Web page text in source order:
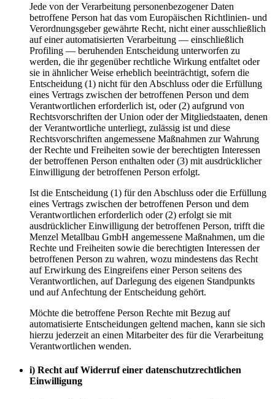
Jede von der Verarbeitung personenbezogener Daten
betroffene Person hat das vom Europäischen Richtlinien- und
Verordnungsgeber gewährte Recht, nicht einer ausschließlich
auf einer automatisierten Verarbeitung — einschließlich
Profiling — beruhenden Entscheidung unterworfen zu
werden, die ihr gegenüber rechtliche Wirkung entfaltet oder
sie in ähnlicher Weise erheblich beeinträchtigt, sofern die
Entscheidung (1) nicht für den Abschluss oder die Erfüllung
eines Vertrags zwischen der betroffenen Person und dem
Verantwortlichen erforderlich ist, oder (2) aufgrund von
Rechtsvorschriften der Union oder der Mitgliedstaaten, denen
der Verantwortliche unterliegt, zulässig ist und diese
Rechtsvorschriften angemessene Maßnahmen zur Wahrung
der Rechte und Freiheiten sowie der berechtigten Interessen
der betroffenen Person enthalten oder (3) mit ausdrücklicher
Einwilligung der betroffenen Person erfolgt.
Ist die Entscheidung (1) für den Abschluss oder die Erfüllung
eines Vertrags zwischen der betroffenen Person und dem
Verantwortlichen erforderlich oder (2) erfolgt sie mit
ausdrücklicher Einwilligung der betroffenen Person, trifft die
Menzel Metallbau GmbH angemessene Maßnahmen, um die
Rechte und Freiheiten sowie die berechtigten Interessen der
betroffenen Person zu wahren, wozu mindestens das Recht
auf Erwirkung des Eingreifens einer Person seitens des
Verantwortlichen, auf Darlegung des eigenen Standpunkts
und auf Anfechtung der Entscheidung gehört.
Möchte die betroffene Person Rechte mit Bezug auf
automatisierte Entscheidungen geltend machen, kann sie sich
hierzu jederzeit an einen Mitarbeiter des für die Verarbeitung
Verantwortlichen wenden.
i) Recht auf Widerruf einer datenschutzrechtlichen
Einwilligung